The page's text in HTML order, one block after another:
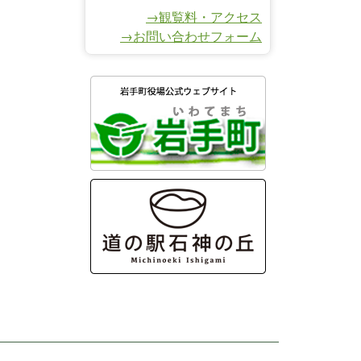
→観覧料・アクセス
→お問い合わせフォーム